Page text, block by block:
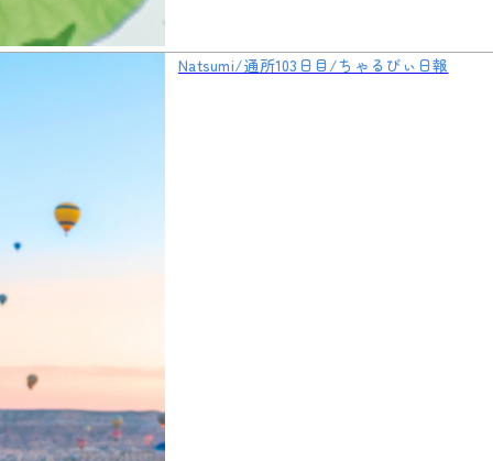
Natsumi/通所103日目/ちゃるびぃ日報